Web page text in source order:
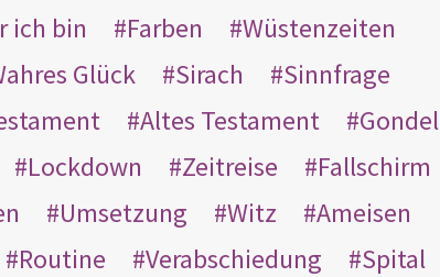
ich bin Farben
Wüstenzeiten
Glück Sirach
Sinnfrage
Altes Testament
Gondel
Lockdown Zeitreise
Fallschirm
Umsetzung Witz
Ameisen
Routine Verabschiedung
Spital